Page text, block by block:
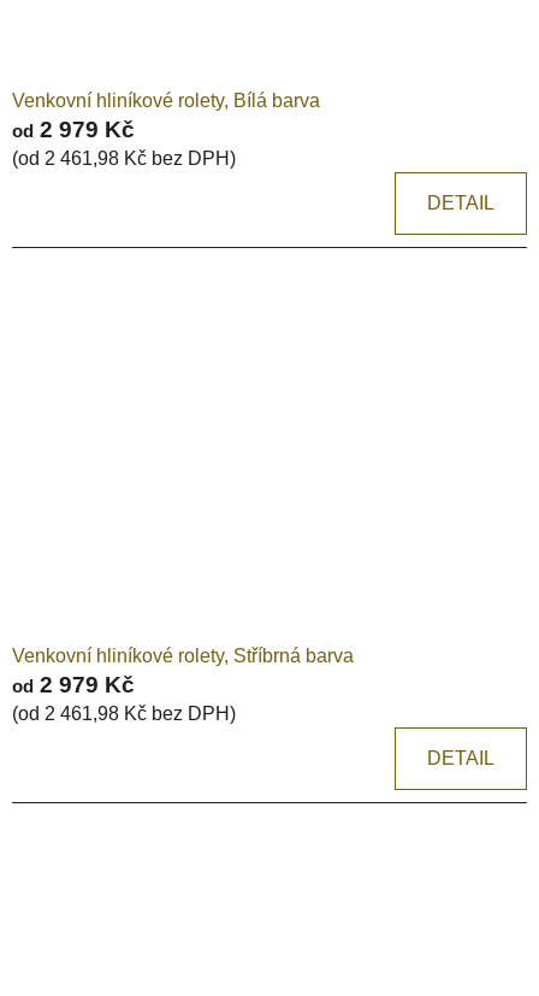
Venkovní hliníkové rolety, Bílá barva
od 2 979 Kč
(od 2 461,98 Kč bez DPH)
DETAIL
Venkovní hliníkové rolety, Stříbrná barva
od 2 979 Kč
(od 2 461,98 Kč bez DPH)
DETAIL